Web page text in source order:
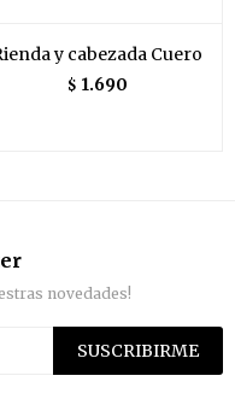
y cabezada Cuero
$ 1.690
novedades!
SUSCRIBIRME